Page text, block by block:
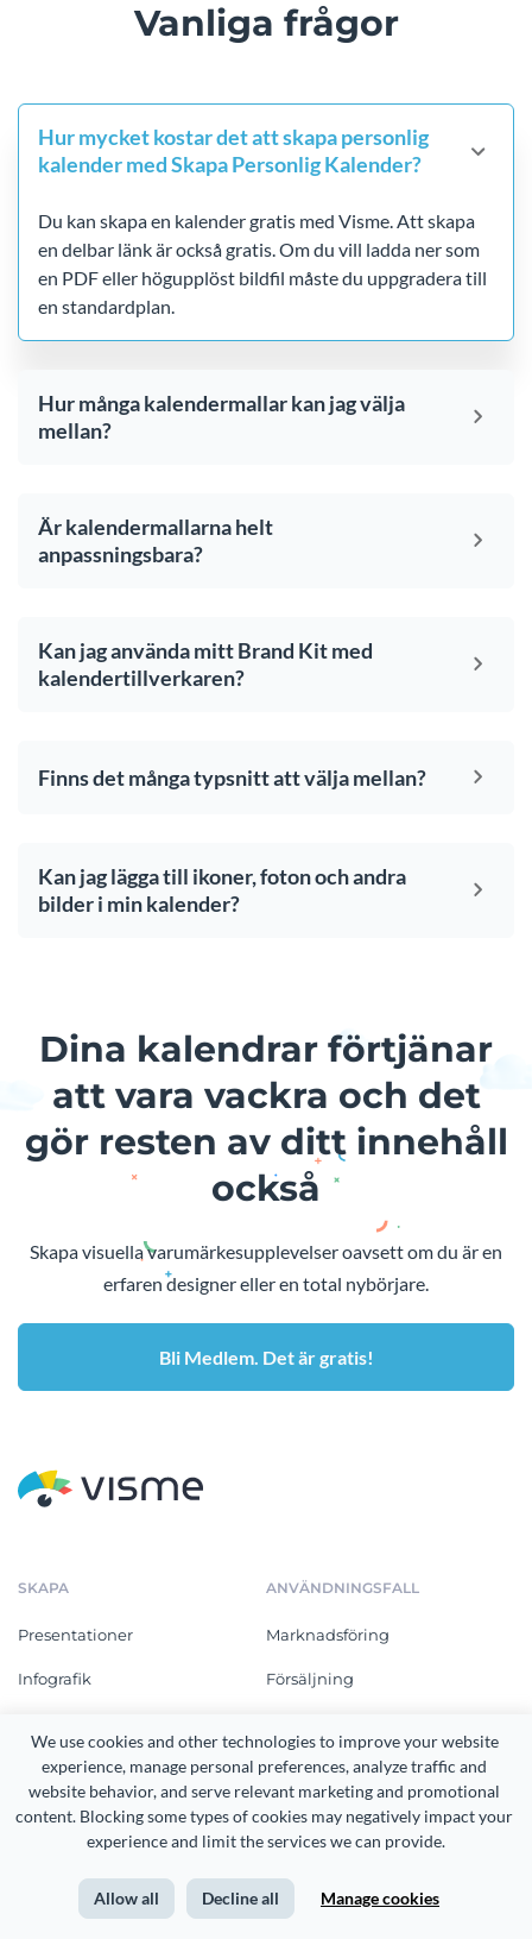
We use cookies and other technologies to improve your website
experience, manage personal preferences, analyze traffic and
website behavior, and serve relevant marketing and promotional
content. Blocking some types of cookies may negatively impact your
experience and limit the services we can provide.
Allow all Decline all Manage cookies
Vanliga frågor
Hur mycket kostar det att skapa personlig
kalender med Skapa Personlig Kalender?
Du kan skapa en kalender gratis med Visme. Att skapa
en delbar länk är också gratis. Om du vill ladda ner som
en PDF eller högupplöst bildfil måste du uppgradera till
en standardplan.
Hur många kalendermallar kan jag välja
mellan?
Är kalendermallarna helt
anpassningsbara?
Kan jag använda mitt Brand Kit med
kalendertillverkaren?
Finns det många typsnitt att välja mellan?
Kan jag lägga till ikoner, foton och andra
bilder i min kalender?
Dina kalendrar förtjänar
att vara vackra och det
gör resten av ditt innehåll
också
Skapa visuella varumärkesupplevelser oavsett om du är en
erfaren designer eller en total nybörjare.
Bli Medlem. Det är gratis!
SKAPA
Presentationer
Infografik
Dokument
Grafik för sociala medier
Diagram och infografik
Videoklipp
ANVÄNDNINGSFALL
Marknadsföring
Försäljning
Utbildning och utveckling
Ideella
Företag